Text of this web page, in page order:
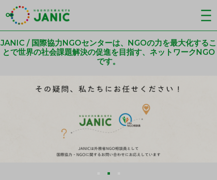
JANIC / 国際協力NGOセンターは、NGOの力を最大化するこ
とで世界の社会課題解決の促進を目指す、ネットワークNGO
です。